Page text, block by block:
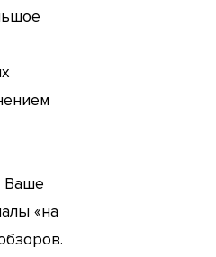
Ваше
«на